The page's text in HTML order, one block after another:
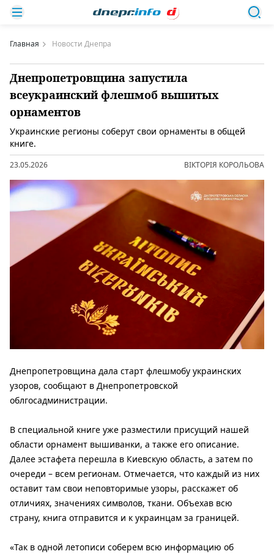
Главная Новости Днепра
Днепропетровщина запустила
всеукраинский флешмоб вышитых
орнаментов
Украинские регионы соберут свои орнаменты в общей
книге.
23.05.2026 ВІКТОРІЯ КОРОЛЬОВА
Днепропетровщина дала старт флешмобу украинских
узоров, сообщают в Днепропетровской
облгосадминистрации.
В специальной книге уже разместили присущий нашей
области орнамент вышиванки, а также его описание.
Далее эстафета перешла в Киевскую область, а затем по
очереди – всем регионам. Отмечается, что каждый из них
оставит там свои неповторимые узоры, расскажет об
отличиях, значениях символов, ткани. Объехав всю
страну, книга отправится и к украинцам за границей.
«Так в одной летописи соберем всю информацию об